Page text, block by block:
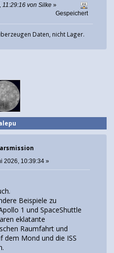
11:29:16 von Silke »
Gespeichert
Daten, nicht Lager.
2026, 10:39:34 »
Beispiele zu
1 und SpaceShuttle
eklatante
Raumfahrt und
dem Mond und die ISS